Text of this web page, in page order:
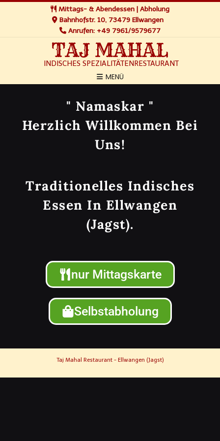
Mittags- & Abendessen | Abholung
Bahnhofstr. 10, 73479 Ellwangen
Anrufen: +49 7961/9579677
TAJ MAHAL
INDISCHES SPEZIALITÄTENRESTAURANT
MENÜ
" Namaskar "
Herzlich Willkommen Bei
Uns!
Traditionelles Indisches
Essen In Ellwangen
(Jagst).
nur Mittagskarte
Selbstabholung
Taj Mahal Restaurant - Ellwangen (Jagst)